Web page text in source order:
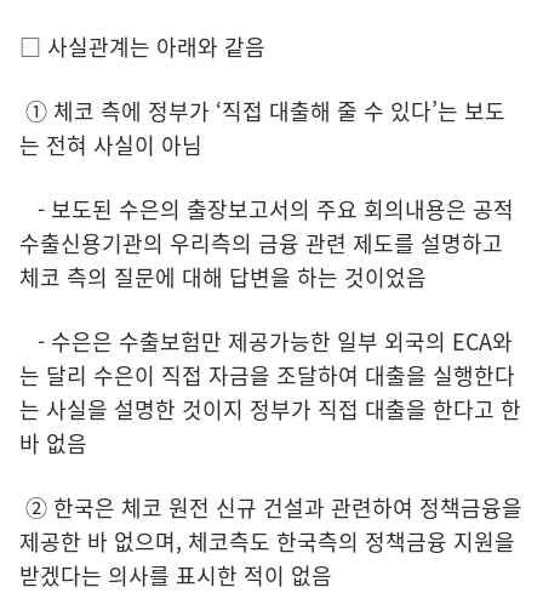
□ 사실관계는 아래와 같음
① 체코 측에 정부가 ‘직접 대출해 줄 수 있다’는 보도
는 전혀 사실이 아님
- 보도된 수은의 출장보고서의 주요 회의내용은 공적
수출신용기관의 우리측의 금융 관련 제도를 설명하고
체코 측의 질문에 대해 답변을 하는 것이었음
- 수은은 수출보험만 제공가능한 일부 외국의 ECA와
는 달리 수은이 직접 자금을 조달하여 대출을 실행한다
는 사실을 설명한 것이지 정부가 직접 대출을 한다고 한
바 없음
② 한국은 체코 원전 신규 건설과 관련하여 정책금융을
제공한 바 없으며, 체코측도 한국측의 정책금융 지원을
받겠다는 의사를 표시한 적이 없음